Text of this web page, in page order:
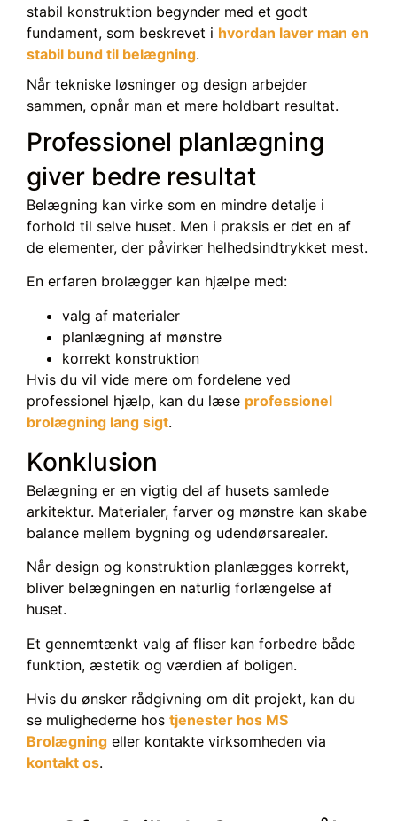
stabil konstruktion begynder med et godt
fundament, som beskrevet i hvordan laver man en
stabil bund til belægning.
Når tekniske løsninger og design arbejder
sammen, opnår man et mere holdbart resultat.
Professionel planlægning
giver bedre resultat
Belægning kan virke som en mindre detalje i
forhold til selve huset. Men i praksis er det en af
de elementer, der påvirker helhedsindtrykket mest.
En erfaren brolægger kan hjælpe med:
valg af materialer
planlægning af mønstre
korrekt konstruktion
Hvis du vil vide mere om fordelene ved
professionel hjælp, kan du læse professionel
brolægning lang sigt.
Konklusion
Belægning er en vigtig del af husets samlede
arkitektur. Materialer, farver og mønstre kan skabe
balance mellem bygning og udendørsarealer.
Når design og konstruktion planlægges korrekt,
bliver belægningen en naturlig forlængelse af
huset.
Et gennemtænkt valg af fliser kan forbedre både
funktion, æstetik og værdien af boligen.
Hvis du ønsker rådgivning om dit projekt, kan du
se mulighederne hos tjenester hos MS
Brolægning eller kontakte virksomheden via
kontakt os.